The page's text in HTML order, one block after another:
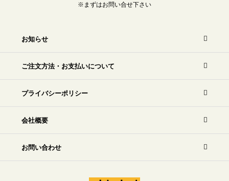
※まずはお問い合せ下さい
お知らせ
ご注文方法・お支払いについて
プライバシーポリシー
会社概要
お問い合わせ